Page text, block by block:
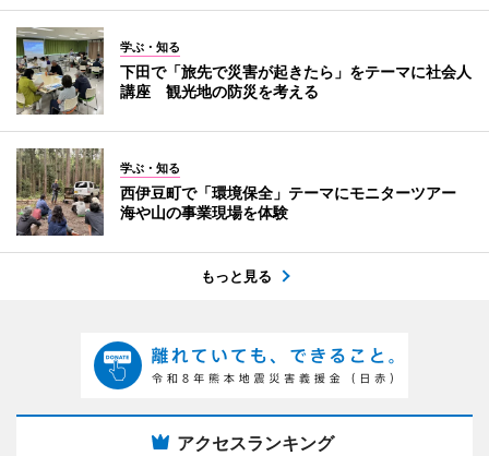
学ぶ・知る
下田で「旅先で災害が起きたら」をテーマに社会人
講座 観光地の防災を考える
学ぶ・知る
西伊豆町で「環境保全」テーマにモニターツアー
海や山の事業現場を体験
もっと見る
アクセスランキング